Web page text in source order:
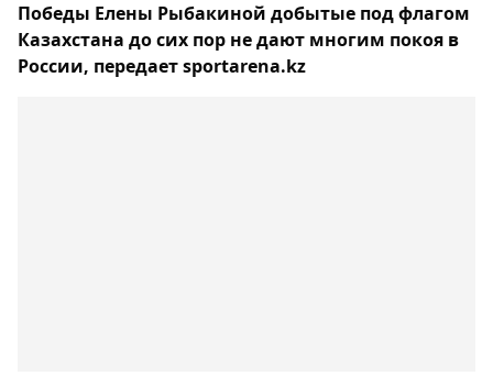
Победы Елены Рыбакиной добытые под флагом
Казахстана до сих пор не дают многим покоя в
России, передает sportarena.kz